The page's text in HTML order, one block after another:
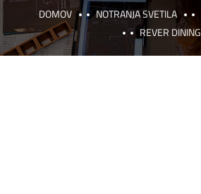
DOMOV NOTRANJA SVETILA
REVER DINING